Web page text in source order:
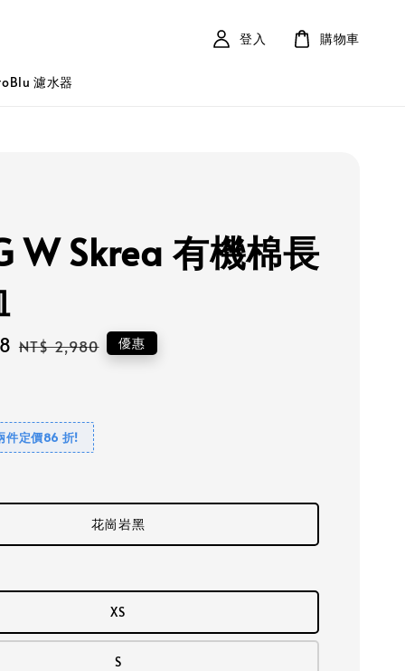
濾水器
登入 購物車
W Skrea 有機棉長
Regular
NT$ 2,980 優惠
件定價86 折!
花崗岩黑
XS
S